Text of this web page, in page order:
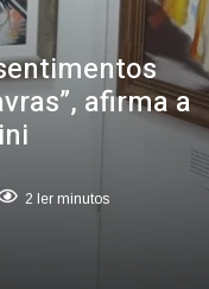
afirma a
2 ler minutos